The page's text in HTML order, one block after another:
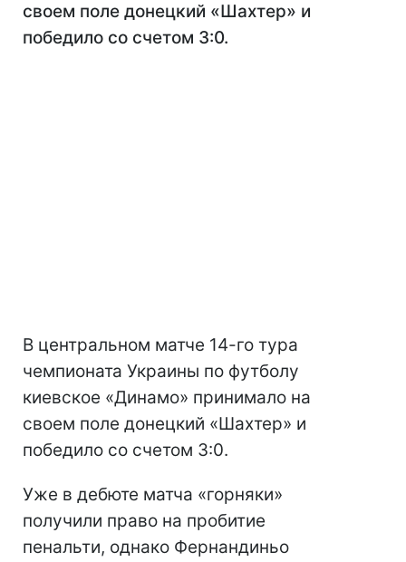
своем поле донецкий «Шахтер» и
победило со счетом 3:0.
В центральном матче 14-го тура
чемпионата Украины по футболу
киевское «Динамо» принимало на
своем поле донецкий «Шахтер» и
победило со счетом 3:0.
Уже в дебюте матча «горняки»
получили право на пробитие
пенальти, однако Фернандиньо